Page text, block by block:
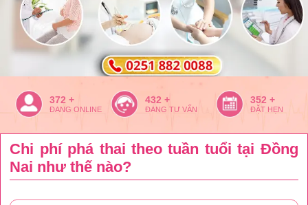
372 +
ĐANG ONLINE
432 +
ĐANG TƯ VẤN
352 +
ĐẶT HẸN
Chi phí phá thai theo tuần tuổi tại Đồng
Nai như thế nào?